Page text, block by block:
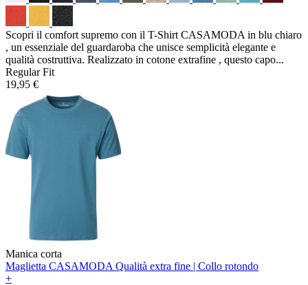
Scopri il comfort supremo con il T-Shirt CASAMODA in blu chiaro
, un essenziale del guardaroba che unisce semplicità elegante e
qualità costruttiva. Realizzato in cotone extrafine , questo capo...
Regular Fit
19,95 €
Manica corta
Maglietta CASAMODA Qualità extra fine | Collo rotondo
+